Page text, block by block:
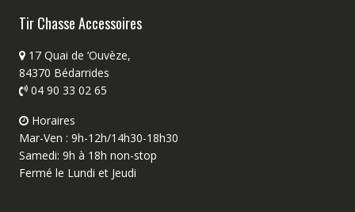
Tir Chasse Accessoires
17 Quai de ‘Ouvèze,
84370 Bédarrides
04 90 33 02 65
Horaires
Mar-Ven : 9h-12h/14h30-18h30
Samedi: 9h à 18h non-stop
Fermé le Lundi et Jeudi